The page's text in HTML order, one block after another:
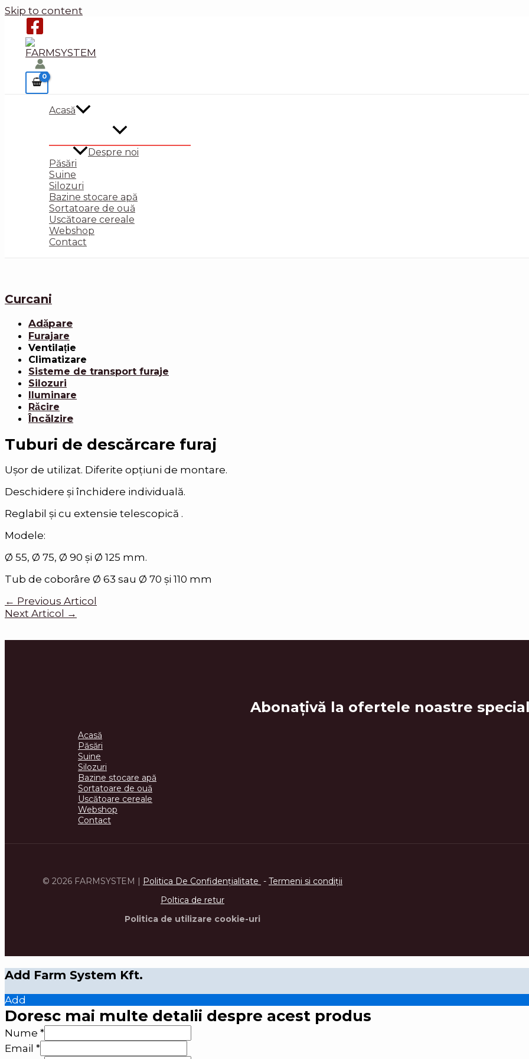
Skip to content
Acasă
Despre noi
Păsări
Suine
Silozuri
Bazine stocare apă
Sortatoare de ouă
Uscătoare cereale
Webshop
Contact
Curcani
Adăpare
Furajare
Ventilație
Climatizare
Sisteme de transport furaje
Silozuri
Iluminare
Răcire
Încălzire
Tuburi de descărcare furaj
Ușor de utilizat. Diferite opțiuni de montare.
Deschidere și închidere individuală.
Reglabil și cu extensie telescopică .
Modele:
Ø 55, Ø 75, Ø 90 și Ø 125 mm.
Tub de coborâre Ø 63 sau Ø 70 și 110 mm
← Previous Articol
Next Articol
→
Abonațivă la ofertele noastre
Acasă
Păsări
Suine
Silozuri
Bazine stocare apă
Sortatoare de ouă
Uscătoare cereale
Webshop
Contact
© 2026 FARMSYSTEM | Politica De Confidenţialitate - Termeni si condiţii
Poltica de retur
Politica de utilizare cookie-uri
Add Farm System Kft.
Add
Doresc mai multe detalii despre acest produs
Nume *
Email *